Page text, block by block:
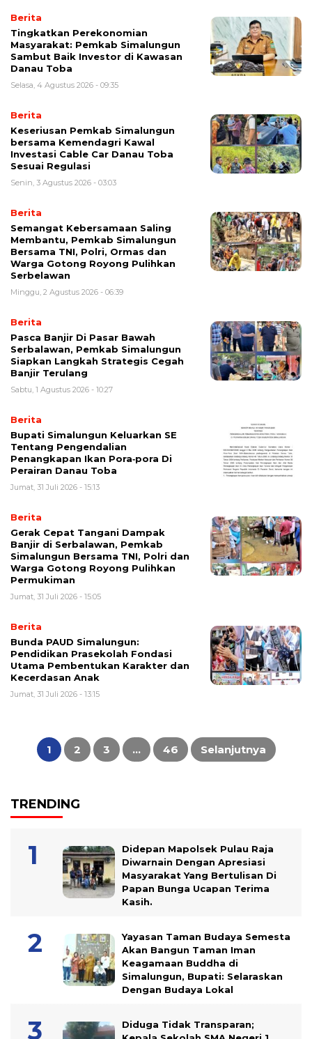
Berita
Tingkatkan Perekonomian
Masyarakat: Pemkab Simalungun
Sambut Baik Investor di Kawasan
Danau Toba
Selasa, 4 Agustus 2026 - 09:35
Berita
Keseriusan Pemkab Simalungun
bersama Kemendagri Kawal
Investasi Cable Car Danau Toba
Sesuai Regulasi
Senin, 3 Agustus 2026 - 03:03
Berita
Semangat Kebersamaan Saling
Membantu, Pemkab Simalungun
Bersama TNI, Polri, Ormas dan
Warga Gotong Royong Pulihkan
Serbelawan
Minggu, 2 Agustus 2026 - 06:39
Berita
Pasca Banjir Di Pasar Bawah
Serbalawan, Pemkab Simalungun
Siapkan Langkah Strategis Cegah
Banjir Terulang
Sabtu, 1 Agustus 2026 - 10:27
Berita
Bupati Simalungun Keluarkan SE
Tentang Pengendalian
Penangkapan Ikan Pora‑pora Di
Perairan Danau Toba
Jumat, 31 Juli 2026 - 15:13
Berita
Gerak Cepat Tangani Dampak
Banjir di Serbalawan, Pemkab
Simalungun Bersama TNI, Polri dan
Warga Gotong Royong Pulihkan
Permukiman
Jumat, 31 Juli 2026 - 15:05
Berita
Bunda PAUD Simalungun:
Pendidikan Prasekolah Fondasi
Utama Pembentukan Karakter dan
Kecerdasan Anak
Jumat, 31 Juli 2026 - 13:15
Paginasi
pos
1 2 3 … 46 Selanjutnya
TRENDING
Didepan Mapolsek Pulau Raja
Diwarnain Dengan Apresiasi
Masyarakat Yang Bertulisan Di
Papan Bunga Ucapan Terima
Kasih.
Yayasan Taman Budaya Semesta
Akan Bangun Taman Iman
Keagamaan Buddha di
Simalungun, Bupati: Selaraskan
Dengan Budaya Lokal
Diduga Tidak Transparan;